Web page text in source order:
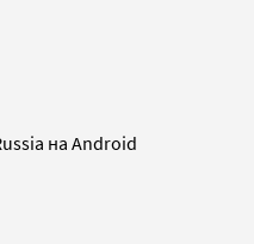
на Android